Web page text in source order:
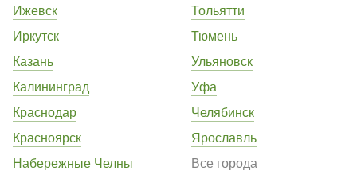
Ижевск
Иркутск
Казань
Калининград
Краснодар
Красноярск
Набережные Челны
Тольятти
Тюмень
Ульяновск
Уфа
Челябинск
Ярославль
Все города